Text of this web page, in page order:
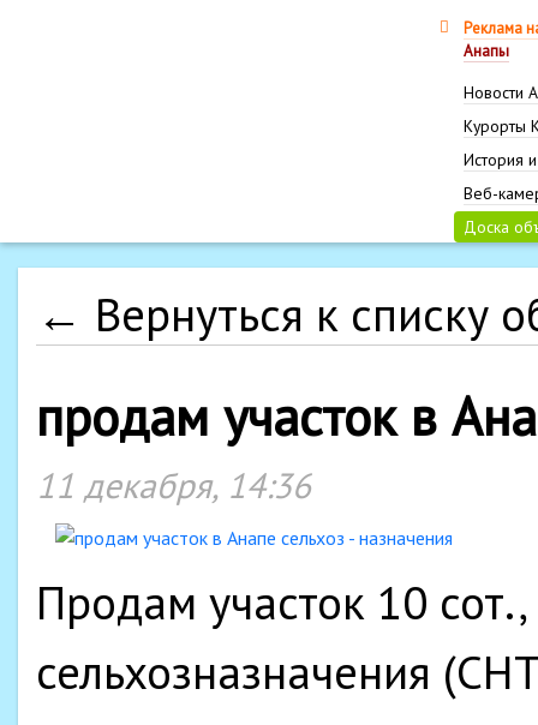
Реклама
Анапы
Новости
Курорты
История
Веб-
Доска
← Вернуться к списку
продам участок в
11 декабря, 14:36
Продам участок 10
сельхозназначения